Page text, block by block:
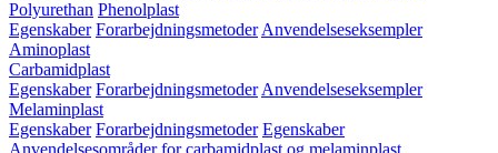
Polyurethan Phenolplast
Egenskaber Forarbejdningsmetoder Anvendelseseksempler
Aminoplast
Carbamidplast
Egenskaber Forarbejdningsmetoder Anvendelseseksempler
Melaminplast
Egenskaber Forarbejdningsmetoder Egenskaber
Anvendelsesområder for carbamidplast og melaminplast